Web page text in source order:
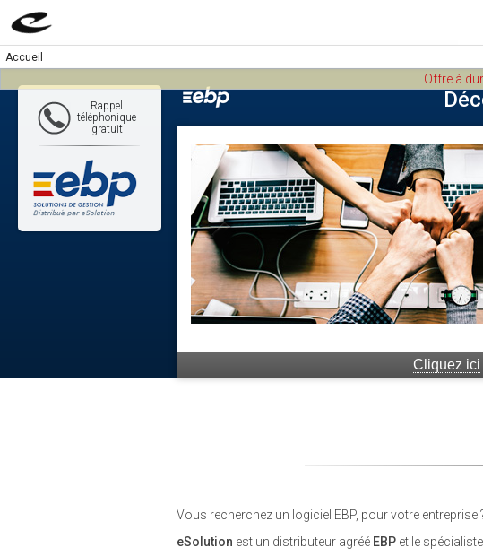
Accueil
Rappel
téléphonique
gratuit
Offre à
Cliquez ici
Vous recherchez un logiciel EBP, pour votre entreprise
eSolution est un distributeur agréé EBP et le